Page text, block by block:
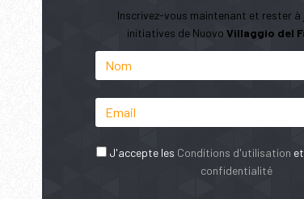
Inscrivez-vous maintenant et rester à
initiatives de Nuovo Villaggio del
J'accepte les Conditions d'utilisation
confidentialité